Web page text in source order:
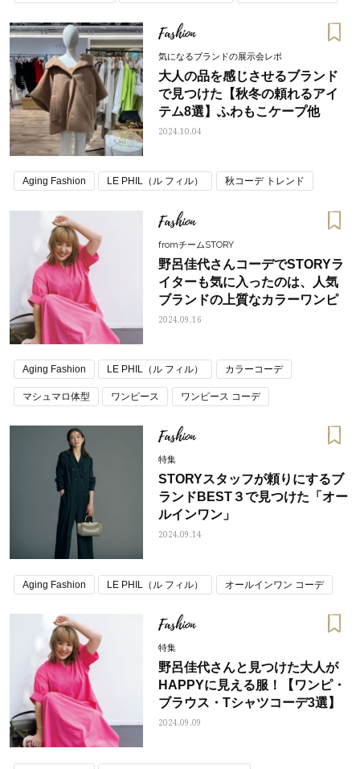
Fashion
気になるブランドの展示会レポ
大人の品を感じさせるブランド
で見つけた【秋冬の頼れるアイ
テム8選】ふわもこケープ他
2024.10.04
Aging Fashion LE PHIL（ル フィル） 秋コーデ トレンド
Fashion
fromチームSTORY
野呂佳代さんコーデでSTORYラ
イターも気に入ったのは、人気
ブランドの上質なカラーワンピ
2024.09.16
Aging Fashion LE PHIL（ル フィル） カラーコーデ
マシュマロ体型 ワンピース ワンピース コーデ
Fashion
特集
STORYスタッフが頼りにするブ
ランドBEST３で見つけた「オー
ルインワン」
2024.09.14
Aging Fashion LE PHIL（ル フィル） オールインワン コーデ
Fashion
特集
野呂佳代さんと見つけた大人が
HAPPYに見える服！【ワンピ・
ブラウス・Tシャツコーデ3選】
2024.09.09